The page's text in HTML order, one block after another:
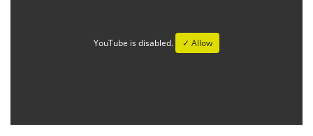
YouTube is disabled. ✓ Allow